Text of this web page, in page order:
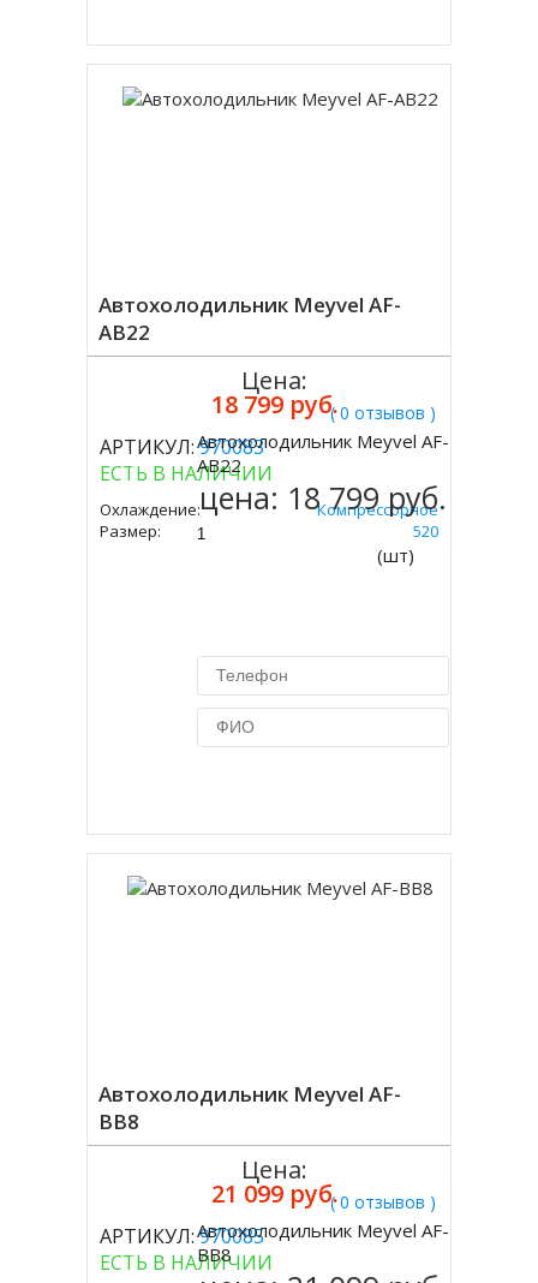
Автохолодильник Meyvel AF-
AB22
( 0 отзывов )
АРТИКУЛ:970083
ЕСТЬ В НАЛИЧИИ
Охлаждение:
Компрессорное
Размер:
310 Х 575 Х 520
Цена:
18 799 руб.
Купить
Автохолодильник Meyvel AF-
AB22
цена: 18 799 руб.
(шт)
Автохолодильник Meyvel AF-
BB8
( 0 отзывов )
АРТИКУЛ:970085
ЕСТЬ В НАЛИЧИИ
Цена:
21 099 руб.
Купить
Автохолодильник Meyvel AF-
BB8